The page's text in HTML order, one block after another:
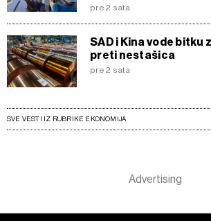
pre 2 sata
SAD i Kina vode bitku
preti nestašica
pre 2 sata
SVE VESTI IZ RUBRIKE EKONOMIJA